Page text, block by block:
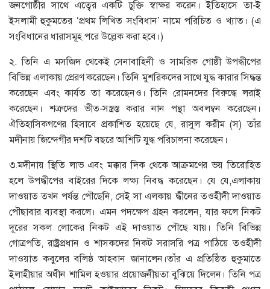
জনগোষ্ঠীর সাথে এত্বের একটি চুক্তি স্বাক্ষর করেন। ইতিহাসে তা-ই
ইসলামী হুকুমতের ‘প্রথম লিখিত সংবিধান’ নামে পরিচিত ও খ্যাত। (এ
সংবিধানের ধারাসমূহ পরে উল্লেক করা হবে।)
২. তিনি এ মসজিদ থেকেই সেনাবাহিনী ও সামরিক গোষ্ঠী উপদ্ধীপের
বিভিন্ন এলাকায় প্রেরণ করেছেন। তিনি মুশরিকদের সাথে যুদ্ধ কারার সিদ্ধন্ত
করেছেন এবং কার্যত তা করেছেনও। তিনি রোমনদের বিরুদ্ধে লরাই
করেছেন। শত্রুদের ভীত-সস্ত্রস্ত করার নান পন্থা অবলম্বন করেছেন।
ঐতিহাসিকগণের হিসাবে প্রকাশিত হয়েছে যে, রাসুল করীম (স) তাঁর
মদীনায় জিন্দেগীর দশটি বছরে আশিটি যুদ্ধ পরিচালনা করেছেন।
৩.মদীনায় স্থিতি লাভ এবং মক্কার দিক থেকে আক্রমণের ভয় তিরোহিত
হলে উপদ্ধীপের বাইরের দিকে লক্ষ্য নিবদ্ধ করেছেন। যে যে,এলাকায়
দাওয়াত তখন পর্যন্ত পৌছেনি, সেই সা এলকায় দ্ধীনের তওহীদী দাওয়াত
পৌছাবার ব্যবস্থা করলে। এমন পদক্ষেপ গ্রহন করলেন, যার ফলে নিকট
দূরের সকল লোকের নিকট এই দাওয়াত পৌছে যায়। তিনি বিভিন্ন
গোত্রপতি, রাষ্ট্রপ্রধান ও শাসকদের নিকট সরাসরি পত্র পাঠিয়ে তওহীদী
দাওয়াত কবুলের বলিষ্ঠ আহবান জানালেন।তাঁর এ প্রতিষ্ঠিত হুকুমাতে
ইলাহীয়ার অধীন শামিল হওয়ার প্রয়োজনীয়তা বুঝিয়ে দিলেন। তিনি পত্র